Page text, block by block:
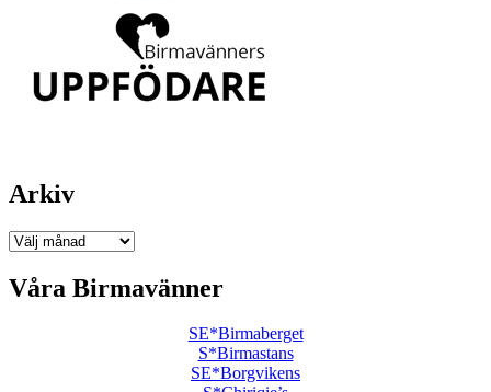
Arkiv
Arkiv
Våra Birmavänner
SE*Birmaberget
S*Birmastans
SE*Borgvikens